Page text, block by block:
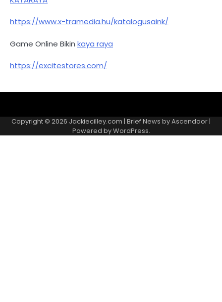
https://www.x-tramedia.hu/katalogusaink/
Game Online Bikin kaya raya
https://excitestores.com/
Privasi
Kami
Copyright © 2026 Jackiecilley.com | Brief News byAscendoor |
Powered byWordPress.